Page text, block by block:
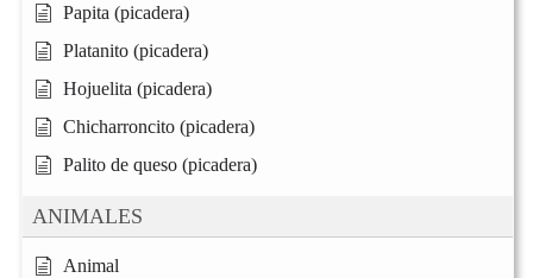
Papita (picadera)
Platanito (picadera)
Hojuelita (picadera)
Chicharroncito (picadera)
Palito de queso (picadera)
ANIMALES
Animal